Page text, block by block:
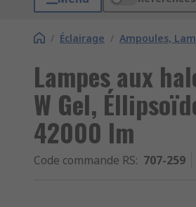
/ Éclairage / Ampoules,
Lampes aux
W Gel,
42000 lm
Code commande RS: 707-259